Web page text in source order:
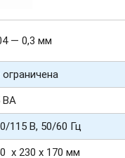
— 0,3 мм
ограничена
ВА
115 В, 50/60 Гц
х 230 х 170 мм